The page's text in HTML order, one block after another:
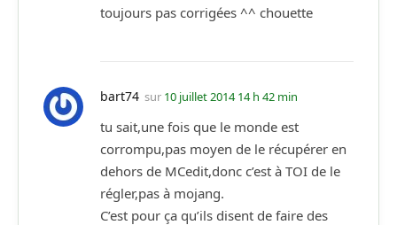
toujours pas corrigées ^^ chouette
bart74 sur 10 juillet 2014 14 h 42 min
tu sait,une fois que le monde est
corrompu,pas moyen de le récupérer en
dehors de MCedit,donc c’est à TOI de le
régler,pas à mojang.
C’est pour ça qu’ils disent de faire des